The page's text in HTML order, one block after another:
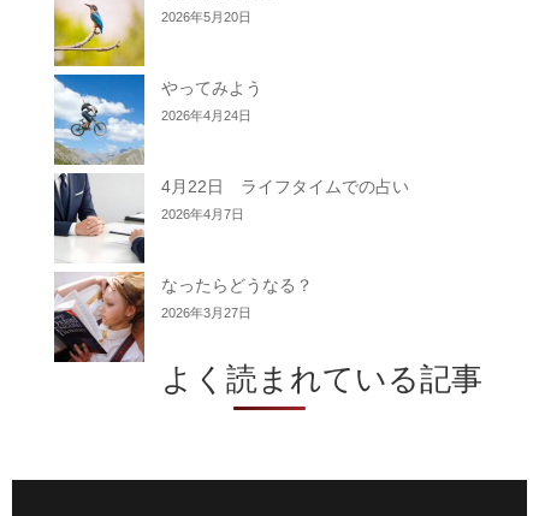
2026年5月20日
やってみよう
2026年4月24日
4月22日 ライフタイムでの占い
2026年4月7日
なったらどうなる？
2026年3月27日
よく読まれている記事